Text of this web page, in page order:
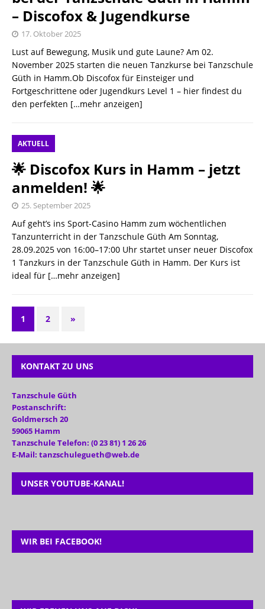
– Discofox & Jugendkurse
17. Oktober 2025
Lust auf Bewegung, Musik und gute Laune? Am 02.
November 2025 starten die neuen Tanzkurse bei Tanzschule
Güth in Hamm.Ob Discofox für Einsteiger und
Fortgeschrittene oder Jugendkurs Level 1 – hier findest du
den perfekten […mehr anzeigen]
AKTUELL
🌟 Discofox Kurs in Hamm – jetzt
anmelden! 🌟
25. September 2025
Auf geht’s ins Sport-Casino Hamm zum wöchentlichen
Tanzunterricht in der Tanzschule Güth Am Sonntag,
28.09.2025 von 16:00–17:00 Uhr startet unser neuer Discofox
1 Tanzkurs in der Tanzschule Güth in Hamm. Der Kurs ist
ideal für […mehr anzeigen]
1 2 »
KONTAKT ZU UNS
Tanzschule Güth
Postanschrift:
Goldmersch 20
59065 Hamm
Tanzschule Telefon: (0 23 81) 1 26 26
E-Mail: tanzschulegueth@web.de
UNSER YOUTUBE-KANAL!
WIR BEI FACEBOOK!